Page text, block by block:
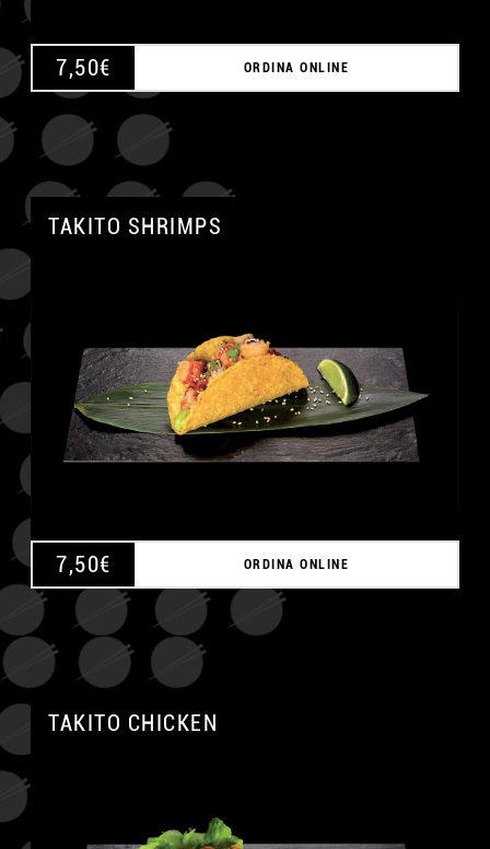
7,50€ ORDINA ONLINE
TAKITO SHRIMPS
7,50€ ORDINA ONLINE
TAKITO CHICKEN